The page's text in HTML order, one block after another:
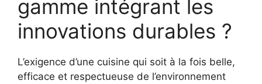
gamme intégrant les
innovations durables ?
L’exigence d’une cuisine qui soit à la fois belle,
efficace et respectueuse de l’environnement